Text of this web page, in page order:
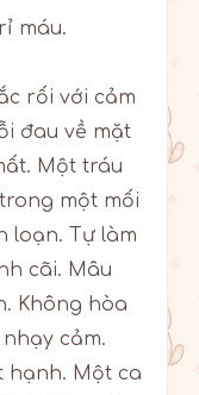
máu.
rối với cảm
đau về mặt
Một tráu
một mối
loạn. Tự làm
cãi. Mâu
Không hòa
cảm.
hạnh. Một ca